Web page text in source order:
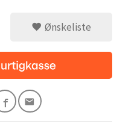
Ønskeliste